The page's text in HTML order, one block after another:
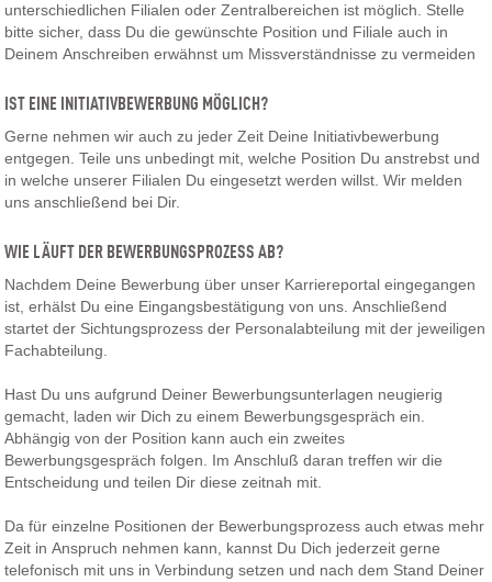
unterschiedlichen Filialen oder Zentralbereichen ist möglich. Stelle
bitte sicher, dass Du die gewünschte Position und Filiale auch in
Deinem Anschreiben erwähnst um Missverständnisse zu vermeiden
IST EINE INITIATIVBEWERBUNG MÖGLICH?
Gerne nehmen wir auch zu jeder Zeit Deine Initiativbewerbung
entgegen. Teile uns unbedingt mit, welche Position Du anstrebst und
in welche unserer Filialen Du eingesetzt werden willst. Wir melden
uns anschließend bei Dir.
WIE LÄUFT DER BEWERBUNGSPROZESS AB?
Nachdem Deine Bewerbung über unser Karriereportal eingegangen
ist, erhälst Du eine Eingangsbestätigung von uns. Anschließend
startet der Sichtungsprozess der Personalabteilung mit der jeweiligen
Fachabteilung.
Hast Du uns aufgrund Deiner Bewerbungsunterlagen neugierig
gemacht, laden wir Dich zu einem Bewerbungsgespräch ein.
Abhängig von der Position kann auch ein zweites
Bewerbungsgespräch folgen. Im Anschluß daran treffen wir die
Entscheidung und teilen Dir diese zeitnah mit.
Da für einzelne Positionen der Bewerbungsprozess auch etwas mehr
Zeit in Anspruch nehmen kann, kannst Du Dich jederzeit gerne
telefonisch mit uns in Verbindung setzen und nach dem Stand Deiner